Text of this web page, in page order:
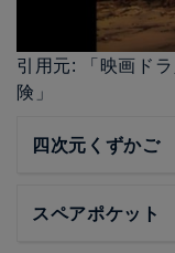
引用元: 「映画ド
険」
四次元くずかご
スペアポケット